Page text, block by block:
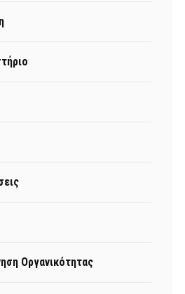
Οργανικότητας